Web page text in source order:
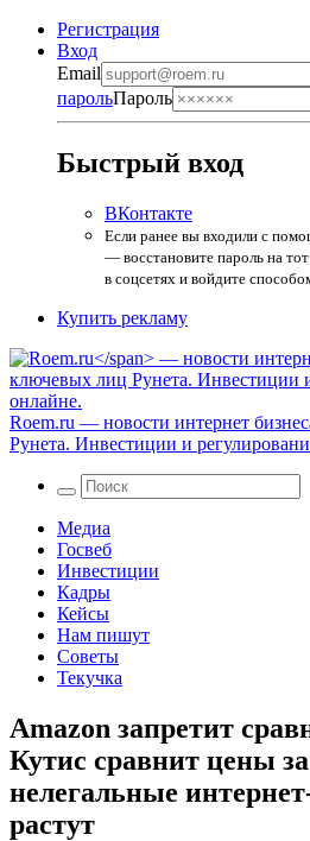
Регистрация
Вход
Email
парольПароль
Быстрый вход
ВКонтакте
Если ранее вы входили с
— восстановите пароль на
в соцсетях и войдите
Купить рекламу
Roem.ru — новости интернет
Рунета. Инвестиции и
Медиа
Госвеб
Инвестиции
Кадры
Кейсы
Нам пишут
Советы
Текучка
Amazon запретит
Кутис сравнит цены
нелегальные
растут